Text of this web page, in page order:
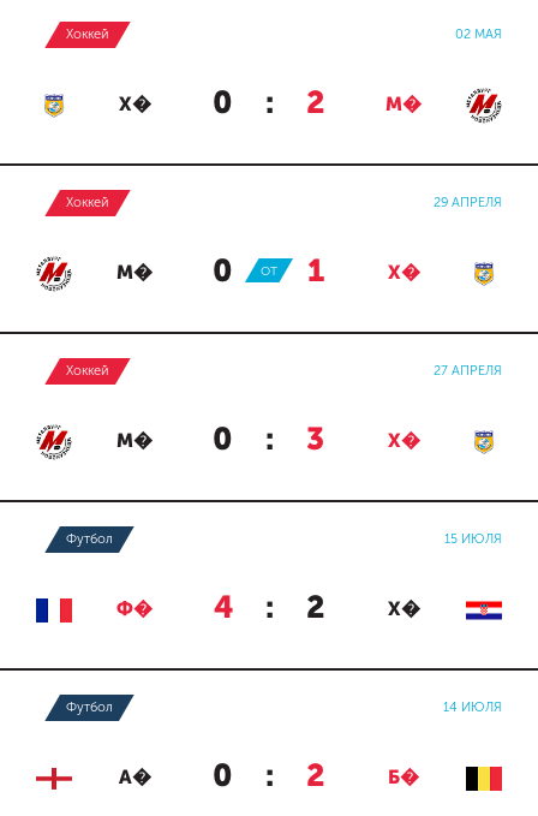
Хоккей 02 МАЯ
Х� 0 : 2 М�
Хоккей 29 АПРЕЛЯ
М� 0 : 1 Х�
ОТ
Хоккей 27 АПРЕЛЯ
М� 0 : 3 Х�
Футбол 15 ИЮЛЯ
Ф� 4 : 2 Х�
Футбол 14 ИЮЛЯ
А� 0 : 2 Б�